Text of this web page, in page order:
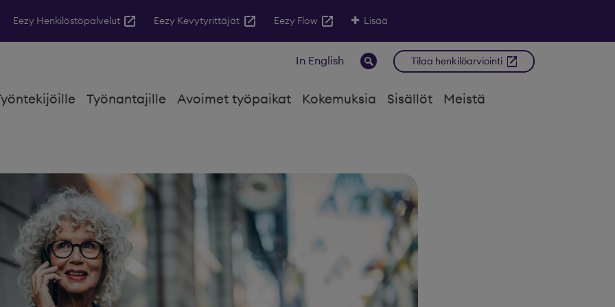
Eezy Henkilöstöpalvelut Eezy Kevytyrittäjät Eezy Flow Lisää
In English Tilaa henkilöarviointi
Työnantajille Avoimet työpaikat Kokemuksia Sisällöt Meistä